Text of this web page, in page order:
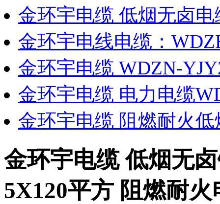
金环宇电缆 低烟无卤
金环宇电线电缆：
金环宇电缆 WDZN-
金环宇电缆 电力电缆
金环宇电缆 阻燃耐火
金环宇电缆 低烟无
5X120平方 阻燃耐火